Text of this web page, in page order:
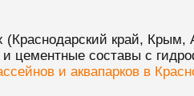
(Краснодарский край,
и цементные составы с
и аквапарков в